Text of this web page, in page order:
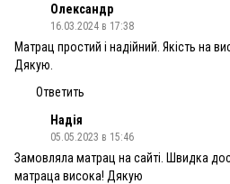
Олександр
16.03.2024 в 17:38
Матрац простий і надійний. Якість на
Дякую.
Ответить
Надія
05.05.2023 в 15:46
Замовляла матрац на сайті. Швидка
матраца висока! Дякую